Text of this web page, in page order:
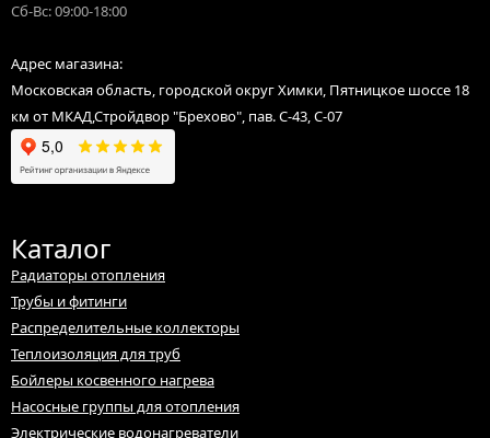
Сб-Вс: 09:00-18:00
Адрес магазина:
Московская область, городской округ Химки, Пятницкое шоссе 18
км от МКАД,Стройдвор "Брехово", пав. С-43, С-07
Каталог
Радиаторы отопления
Трубы и фитинги
Распределительные коллекторы
Теплоизоляция для труб
Бойлеры косвенного нагрева
Насосные группы для отопления
Электрические водонагреватели